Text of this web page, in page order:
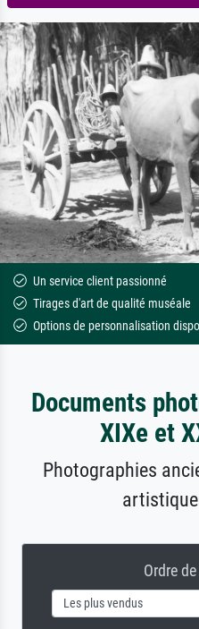
Un service client passionné
Tirages d'art de qualité muséale
Options de personnalisation
Documents
XIXe et
Photographies
Ordre